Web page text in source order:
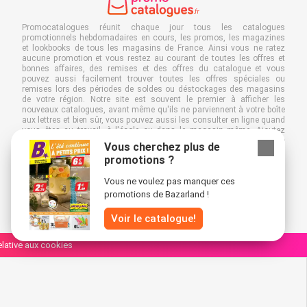
Vous cherchez plus de
promotions ?
Vous ne voulez pas manquer ces
promotions de Bazarland !
Voir le catalogue!
Promocatalogues réunit chaque jour tous les catalogues
promotionnels hebdomadaires en cours, les promos, les magazines
et lookbooks de tous les magasins de France. Ainsi vous ne ratez
aucune promotion et vous restez au courant de toutes les offres et
bonnes affaires, des remises et des offres du catalogue et vous
pouvez aussi facilement trouver toutes les offres spéciales ou
remises lors des périodes de soldes ou déstockages des magasins
de votre région. Notre site est souvent le premier à afficher les
nouveaux catalogues, avant même qu'ils ne parviennent à votre boîte
aux lettres et bien sûr, vous pouvez aussi les consulter en ligne quand
vous êtes au travail, à l'école ou dans le magasin même. Ajoutez
Promocatalogues.fr à vos favoris et économisez du temps et de
l'argent. De plus, en feuilletant des catalogues promotionnels en ligne,
vous contribuez aussi à réduire le gaspillage de papier, ce qui est très
avantageux pour l’environnement.
aux cookies